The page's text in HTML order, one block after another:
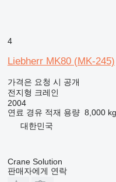
4
Liebherr MK80 (MK-245)
가격은 요청 시 공개
전지형 크레인
2004
연료 경유 적재 용량 8,000 kg
대한민국
Crane Solution
판매자에게 연락